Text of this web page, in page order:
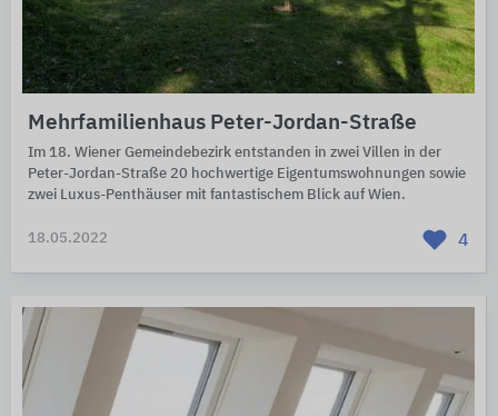
Mehrfamilienhaus Peter-Jordan-Straße
Im 18. Wiener Gemeindebezirk entstanden in zwei Villen in der
Peter-Jordan-Straße 20 hochwertige Eigentumswohnungen sowie
zwei Luxus-Penthäuser mit fantastischem Blick auf Wien.
18.05.2022 4